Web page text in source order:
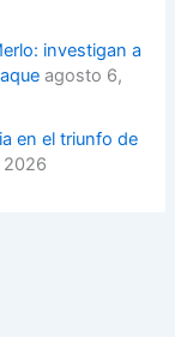
investigan a
agosto 6,
en el triunfo de